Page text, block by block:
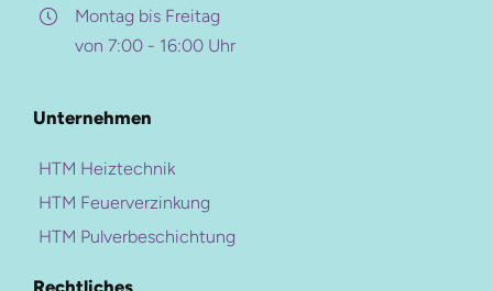
Montag bis Freitag
von 7:00 - 16:00 Uhr
Unternehmen
HTM Heiztechnik
HTM Feuerverzinkung
HTM Pulverbeschichtung
Pulverbeschichtung
Farben- und Oberflächen
Qualitätskontrolle
HTM-Magazin
Karriere-Portal